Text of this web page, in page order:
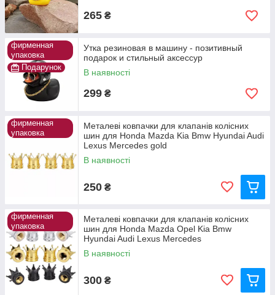
265 ₴
фирменная
упаковка
Подарунок
Утка резиновая в машину - позитивный
подарок и стильный аксессур
В наявності
299 ₴
фирменная
упаковка
Металеві ковпачки для клапанів колісних
шин для Honda Mazda Kia Bmw Hyundai Audi
Lexus Mercedes gold
В наявності
250 ₴
фирменная
упаковка
Металеві ковпачки для клапанів колісних
шин для Honda Mazda Opel Kia Bmw
Hyundai Audi Lexus Mercedes
В наявності
300 ₴